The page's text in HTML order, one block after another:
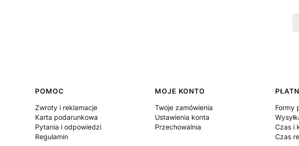
Linki w stopce
POMOC
Zwroty i reklamacje
Karta podarunkowa
Pytania i odpowiedzi
Regulamin
MOJE KONTO
Twoje zamówienia
Ustawienia konta
Przechowalnia
Formy
Czas i
Czas